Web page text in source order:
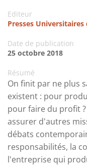
Editeur
Presses
Date de publication
25 octobre 2018
Résumé
On finit par ne plus
existent : pour
pour faire du profit
assurer d'autres
débats
responsabilités, la
l'entreprise qui